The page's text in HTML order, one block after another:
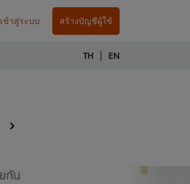
เข้าสู่ระบบ สร้างบัญชีผู้ใช้
TH | EN